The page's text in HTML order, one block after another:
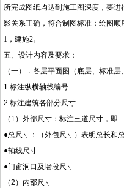
所完成图纸均达到施工图深度，要
影关系正确，符合制图标准；绘图
1，建施2。
五、设计内容及要求：
（一）．各层平面图（底层、标准层
1.标注纵横轴线编号
2.标注建筑各部分尺寸
（1）外部尺寸：标注三道尺寸，即
●总尺寸：（外包尺寸）表明总长和
●轴线尺寸
●门窗洞口及墙段尺寸
（2）内部尺寸